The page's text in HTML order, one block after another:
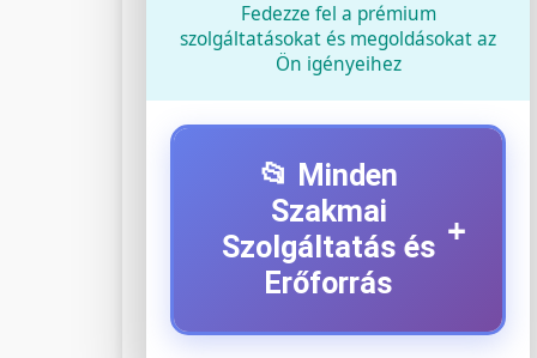
Fedezze fel a prémium
szolgáltatásokat és megoldásokat az
Ön igényeihez
📂 Minden
Szakmai
Szolgáltatás és
Erőforrás
+